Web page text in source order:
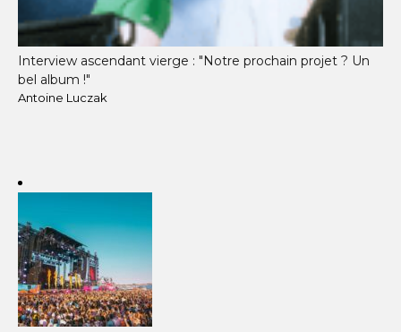
Interview ascendant vierge : "Notre prochain projet ? Un
bel album !"
Antoine Luczak